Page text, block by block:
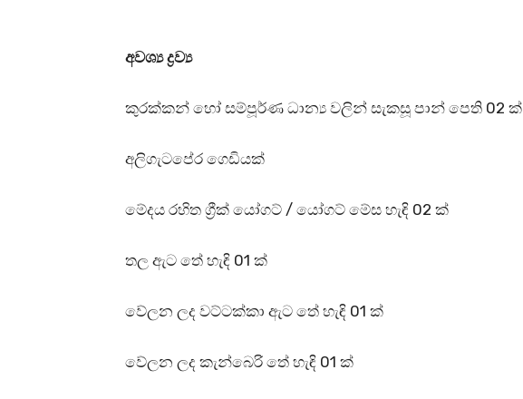
අවශ්‍ය ද්‍රව්‍ය
කුරක්කන් හෝ සම්පූර්ණ ධාන්‍ය වලින් සැකසූ පාන් පෙති 02 ක්
අලිගැටපේර ගෙඩියක්
මේදය රහිත ග්‍රීක් යෝගට් / යෝගට් මේස හැඳි 02 ක්
තල ඇට තේ හැඳි 01 ක්
වේලන ලද වට්ටක්කා ඇට තේ හැඳි 01 ක්
වේලන ලද කැන්බෙරි තේ හැඳි 01 ක්